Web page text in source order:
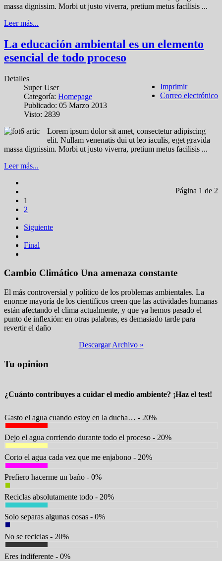
massa dignissim. Morbi ut justo viverra, pretium metus facilisis ...
Leer más...
La educación ambiental es un elemento
esencial de todo proceso
Imprimir
Correo electrónico
Detalles
Super User
Categoría: Homepage
Publicado: 05 Marzo 2013
Visto: 2839
Lorem ipsum dolor sit amet, consectetur adipiscing
elit. Nullam venenatis dui ut leo iaculis, eget gravida
massa dignissim. Morbi ut justo viverra, pretium metus facilisis ...
Leer más...
Página 1 de 2
1
2
Siguiente
Final
Cambio Climático Una amenaza constante
El más controversial y político de los problemas ambientales. La
enorme mayoría de los científicos creen que las actividades humanas
están afectando el clima actualmente, y que ya hemos pasado el
punto de inflexión: en otras palabras, es demasiado tarde para
revertir el daño
Descargar Archivo »
Tu opinion
¿Cuánto contribuyes a cuidar el medio ambiente? ¡Haz el test!
Gasto el agua cuando estoy en la ducha… - 20%
Dejo el agua corriendo durante todo el proceso - 20%
Corto el agua cada vez que me enjabono - 20%
Prefiero hacerme un baño - 0%
Reciclas absolutamente todo - 20%
Solo separas algunas cosas - 0%
No se reciclas - 20%
Eres indiferente - 0%